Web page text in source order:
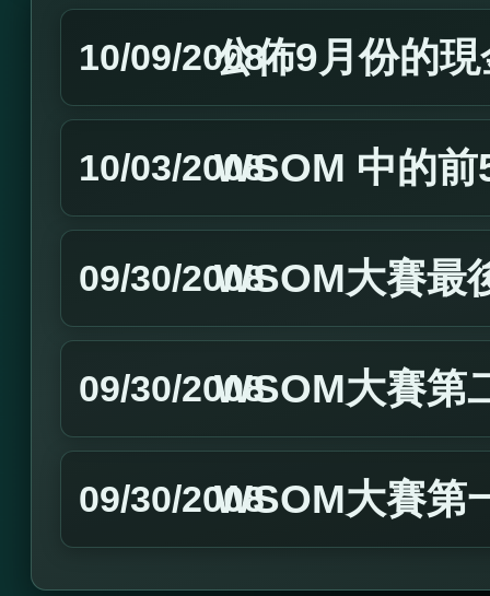
10/09/2008公佈9月份的
10/03/2008WSOM 中的
09/30/2008WSOM大賽最
09/30/2008WSOM大賽第
09/30/2008WSOM大賽第